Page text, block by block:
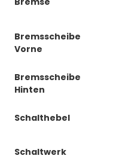
Bremsscheibe
Vorne
Bremsscheibe
Hinten
Schalthebel
Schaltwerk